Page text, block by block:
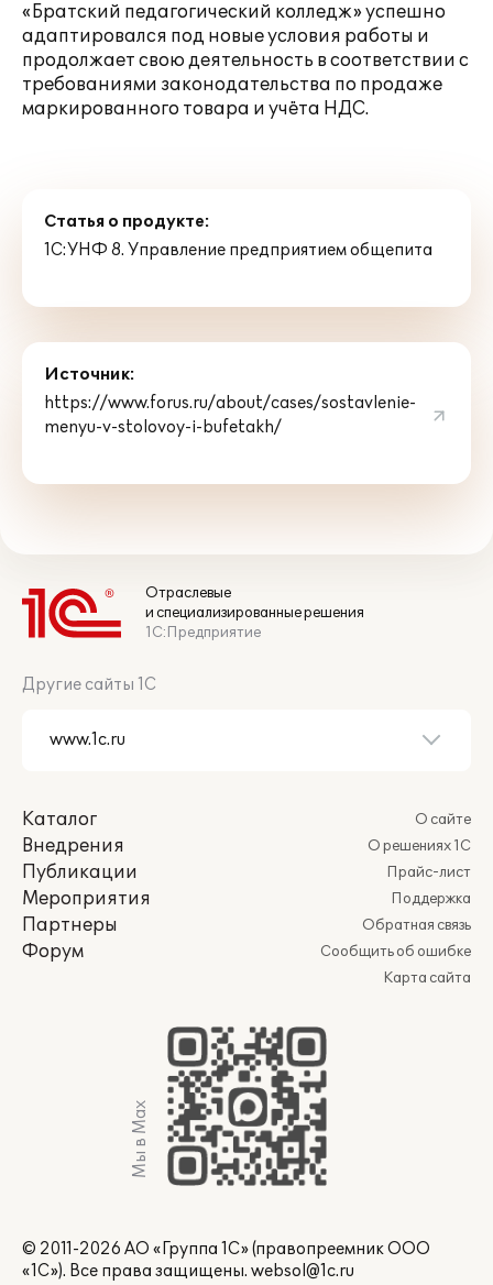
«Братский педагогический колледж» успешно
адаптировался под новые условия работы и
продолжает свою деятельность в соответствии с
требованиями законодательства по продаже
маркированного товара и учёта НДС.
Статья о продукте:
1С:УНФ 8. Управление предприятием общепита
Источник:
https://www.forus.ru/about/cases/sostavlenie-
menyu-v-stolovoy-i-bufetakh/
Отраслевые
и специализированные решения
1С:Предприятие
Другие сайты 1С
Каталог
Внедрения
Публикации
Мероприятия
Партнеры
Форум
О сайте
О решениях 1С
Прайс-лист
Поддержка
Обратная связь
Сообщить об ошибке
Карта сайта
Мы в Max
© 2011-2026 АО «Группа 1С» (правопреемник ООО
«1С»). Все права защищены. websol@1c.ru